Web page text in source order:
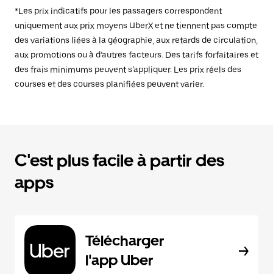
*Les prix indicatifs pour les passagers correspondent
uniquement aux prix moyens UberX et ne tiennent pas compte
des variations liées à la géographie, aux retards de circulation,
aux promotions ou à d’autres facteurs. Des tarifs forfaitaires et
des frais minimums peuvent s’appliquer. Les prix réels des
courses et des courses planifiées peuvent varier.
C'est plus facile à partir des
apps
Télécharger
l'app Uber